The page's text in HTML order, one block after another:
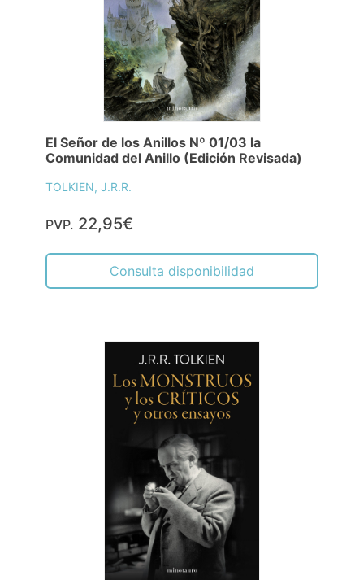
El Señor de los Anillos Nº 01/03 la
Comunidad del Anillo (Edición Revisada)
TOLKIEN, J.R.R.
PVP. 22,95€
Consulta disponibilidad